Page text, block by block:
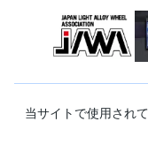
当サイトで使用され